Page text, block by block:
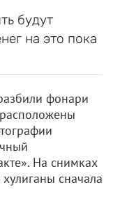
будут
на это пока
фонари
На снимках
сначала